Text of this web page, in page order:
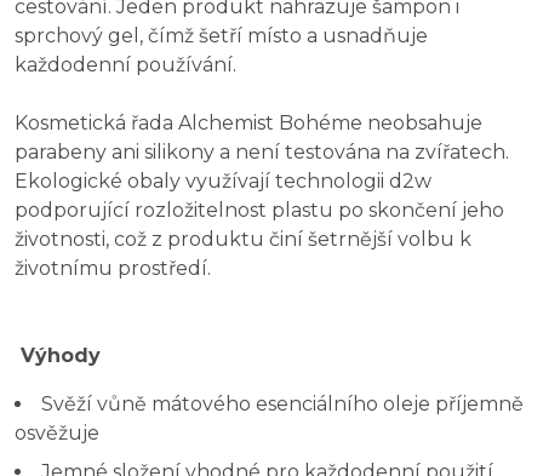
cestování. Jeden produkt nahrazuje šampon i
sprchový gel, čímž šetří místo a usnadňuje
každodenní používání.
Kosmetická řada Alchemist Bohéme neobsahuje
parabeny ani silikony a není testována na zvířatech.
Ekologické obaly využívají technologii d2w
podporující rozložitelnost plastu po skončení jeho
životnosti, což z produktu činí šetrnější volbu k
životnímu prostředí.
Výhody
Svěží vůně mátového esenciálního oleje příjemně
osvěžuje